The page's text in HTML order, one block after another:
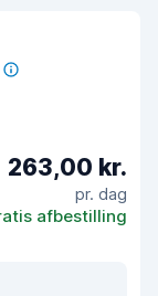
263,00 kr.
pr. dag
afbestilling